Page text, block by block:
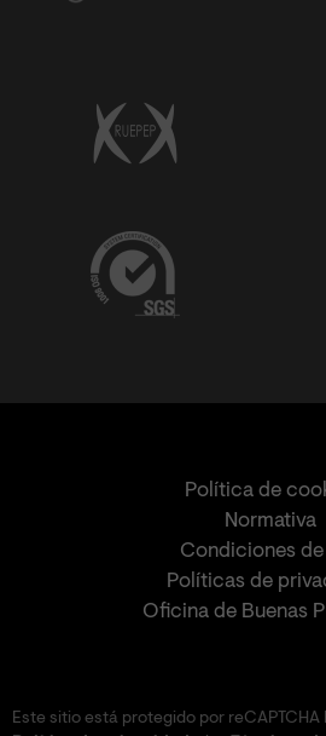
Política de
Normativa
Condiciones
Políticas de
Oficina de Buenas
Este sitio está protegido por